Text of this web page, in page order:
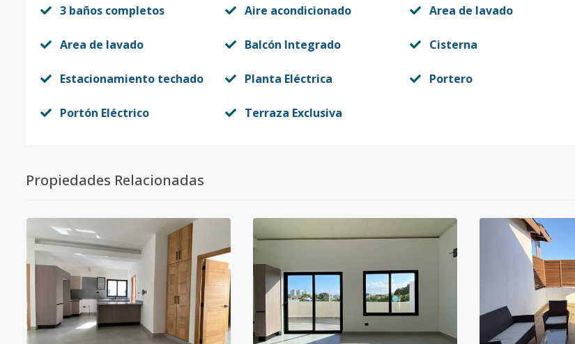
3 baños completos Aire acondicionado Area de lavado
Area de lavado Balcón Integrado Cisterna
Estacionamiento techado Planta Eléctrica Portero
Portón Eléctrico Terraza Exclusiva
Propiedades Relacionadas